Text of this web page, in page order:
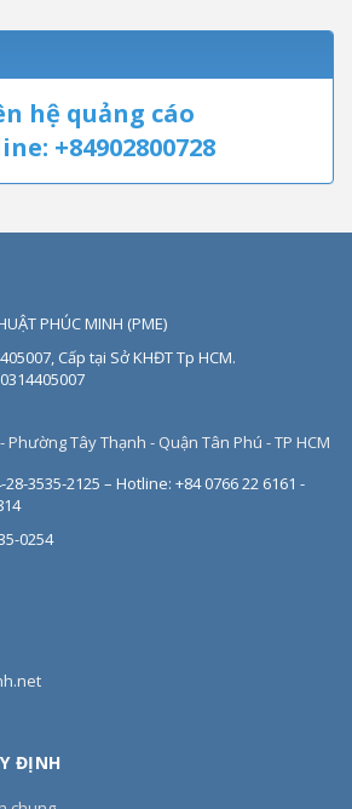
hệ quảng cáo
+84902800728
PHÚC MINH (PME)
Cấp tại Sở KHĐT Tp HCM.
Phường Tây Thạnh - Quận Tân Phú - TP HCM
28-3535-2125 – Hotline: +84 0766 22 6161 -
0254
ĐỊNH